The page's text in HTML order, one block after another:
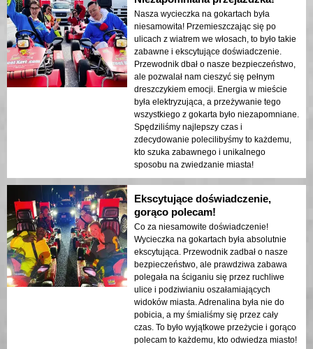
Nasza wycieczka na gokartach była
niesamowita! Przemieszczając się po
ulicach z wiatrem we włosach, to było takie
zabawne i ekscytujące doświadczenie.
Przewodnik dbał o nasze bezpieczeństwo,
ale pozwalał nam cieszyć się pełnym
dreszczykiem emocji. Energia w mieście
była elektryzująca, a przeżywanie tego
wszystkiego z gokarta było niezapomniane.
Spędziliśmy najlepszy czas i
zdecydowanie polecilibyśmy to każdemu,
kto szuka zabawnego i unikalnego
sposobu na zwiedzanie miasta!
Ekscytujące doświadczenie,
gorąco polecam!
Co za niesamowite doświadczenie!
Wycieczka na gokartach była absolutnie
ekscytująca. Przewodnik zadbał o nasze
bezpieczeństwo, ale prawdziwa zabawa
polegała na ściganiu się przez ruchliwe
ulice i podziwianiu oszałamiających
widoków miasta. Adrenalina była nie do
pobicia, a my śmialiśmy się przez cały
czas. To było wyjątkowe przeżycie i gorąco
polecam to każdemu, kto odwiedza miasto!